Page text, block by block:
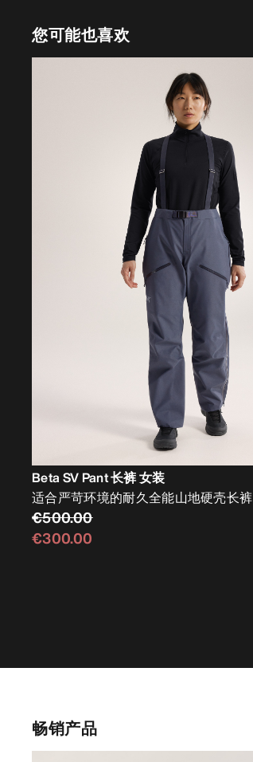
您可能也喜欢
Beta SV Pant 长裤 女装
适合严苛环境的耐久全能山地硬壳长裤
€500.00
€300.00
畅销产品